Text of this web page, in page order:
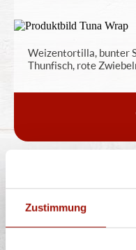
Zustimmung
Weizentortilla, bunter
Thunfisch, rote